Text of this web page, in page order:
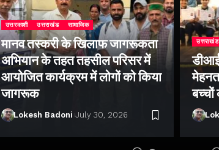
उत्तरकाशी उत्तराखंड सामाजिक
मानव तस्करी के खिलाफ जागरूकता
अभियान के तहत तहसील परिसर में
आयोजित कार्यक्रम में लोगों को किया
जागरूक
Lokesh Badoni July 30, 2026
उत्तराखंड
बच्चों